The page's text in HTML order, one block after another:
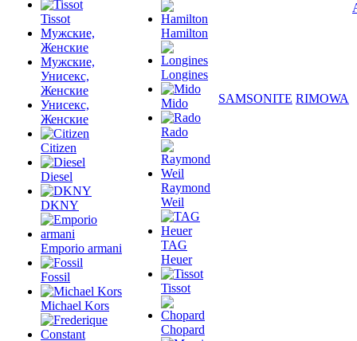
Tissot
Мужские,
Женские
Мужские,
Унисекс,
Женские
Унисекс,
Женские
Citizen
Diesel
DKNY
Emporio armani
Fossil
Michael Kors
Hamilton
Longines
Mido
Rado
Raymond
Weil
TAG
Heuer
Tissot
Chopard
SAMSONITE RIMOWA